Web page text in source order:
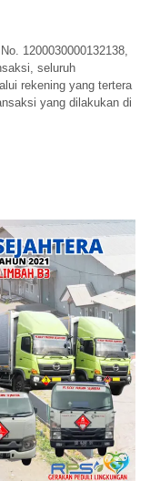
1200030000132138,
seluruh
rekening yang tertera
yang dilakukan di
Grup. All